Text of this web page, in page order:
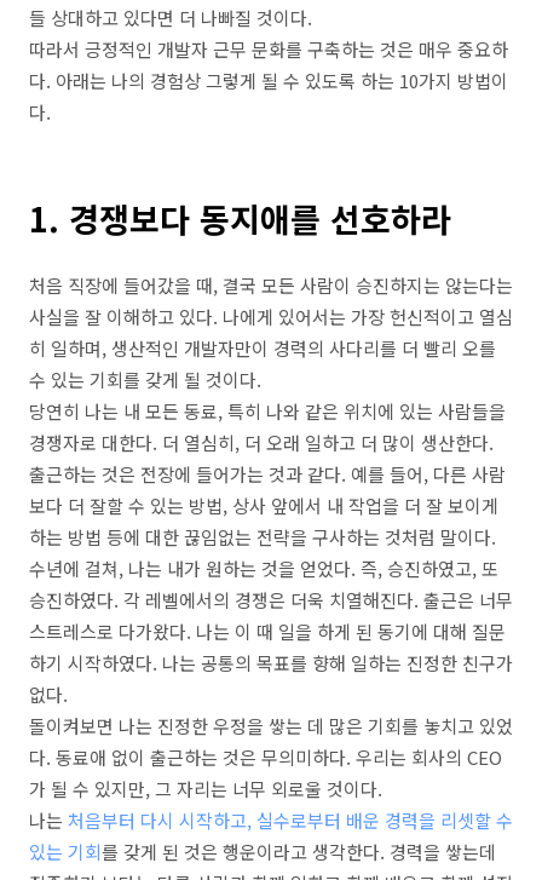
들 상대하고 있다면 더 나빠질 것이다.
따라서 긍정적인 개발자 근무 문화를 구축하는 것은 매우 중요하
다. 아래는 나의 경험상 그렇게 될 수 있도록 하는 10가지 방법이
다.
1. 경쟁보다 동지애를 선호하라
처음 직장에 들어갔을 때, 결국 모든 사람이 승진하지는 않는다는
사실을 잘 이해하고 있다. 나에게 있어서는 가장 헌신적이고 열심
히 일하며, 생산적인 개발자만이 경력의 사다리를 더 빨리 오를
수 있는 기회를 갖게 될 것이다.
당연히 나는 내 모든 동료, 특히 나와 같은 위치에 있는 사람들을
경쟁자로 대한다. 더 열심히, 더 오래 일하고 더 많이 생산한다.
출근하는 것은 전장에 들어가는 것과 같다. 예를 들어, 다른 사람
보다 더 잘할 수 있는 방법, 상사 앞에서 내 작업을 더 잘 보이게
하는 방법 등에 대한 끊임없는 전략을 구사하는 것처럼 말이다.
수년에 걸쳐, 나는 내가 원하는 것을 얻었다. 즉, 승진하였고, 또
승진하였다. 각 레벨에서의 경쟁은 더욱 치열해진다. 출근은 너무
스트레스로 다가왔다. 나는 이 때 일을 하게 된 동기에 대해 질문
하기 시작하였다. 나는 공통의 목표를 향해 일하는 진정한 친구가
없다.
돌이켜보면 나는 진정한 우정을 쌓는 데 많은 기회를 놓치고 있었
다. 동료애 없이 출근하는 것은 무의미하다. 우리는 회사의 CEO
가 될 수 있지만, 그 자리는 너무 외로울 것이다.
나는 처음부터 다시 시작하고, 실수로부터 배운 경력을 리셋할 수
있는 기회를 갖게 된 것은 행운이라고 생각한다. 경력을 쌓는데